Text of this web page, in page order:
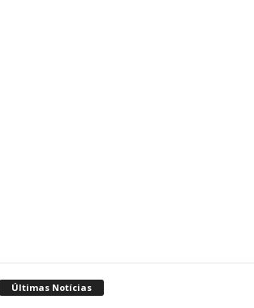
Últimas Notícias